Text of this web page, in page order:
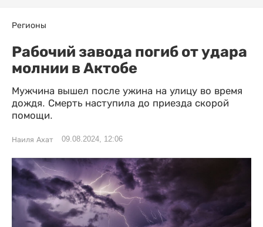
Регионы
Рабочий завода погиб от удара
молнии в Актобе
Мужчина вышел после ужина на улицу во время
дождя. Смерть наступила до приезда скорой
помощи.
Наиля Ахат 09.08.2024, 12:06